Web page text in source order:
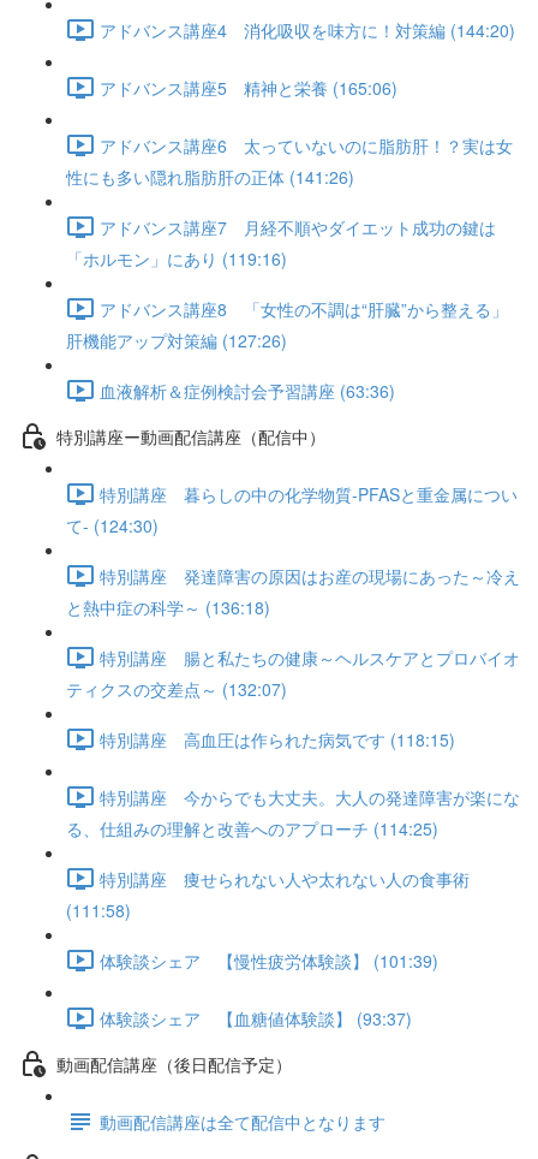
アドバンス講座4 消化吸収を味方に！対策編 (144:20)
アドバンス講座5 精神と栄養 (165:06)
アドバンス講座6 太っていないのに脂肪肝！？実は女
性にも多い隠れ脂肪肝の正体 (141:26)
アドバンス講座7 月経不順やダイエット成功の鍵は
「ホルモン」にあり (119:16)
アドバンス講座8 「女性の不調は“肝臓”から整える」
肝機能アップ対策編 (127:26)
血液解析＆症例検討会予習講座 (63:36)
特別講座ー動画配信講座（配信中）
特別講座 暮らしの中の化学物質-PFASと重金属につい
て- (124:30)
特別講座 発達障害の原因はお産の現場にあった～冷え
と熱中症の科学～ (136:18)
特別講座 腸と私たちの健康～ヘルスケアとプロバイオ
ティクスの交差点～ (132:07)
特別講座 高血圧は作られた病気です (118:15)
特別講座 今からでも大丈夫。大人の発達障害が楽にな
る、仕組みの理解と改善へのアプローチ (114:25)
特別講座 痩せられない人や太れない人の食事術
(111:58)
体験談シェア 【慢性疲労体験談】 (101:39)
体験談シェア 【血糖値体験談】 (93:37)
動画配信講座（後日配信予定）
動画配信講座は全て配信中となります